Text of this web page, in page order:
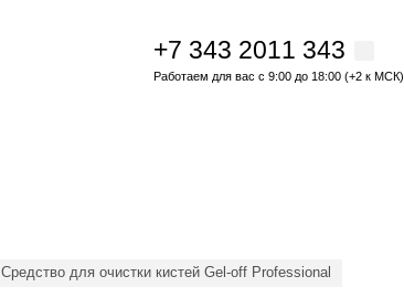
+7 343 2011 343
Работаем для вас с 9:00 до 18:00 (+2 к МСК)
Средство для очистки кистей Gel-off Professional